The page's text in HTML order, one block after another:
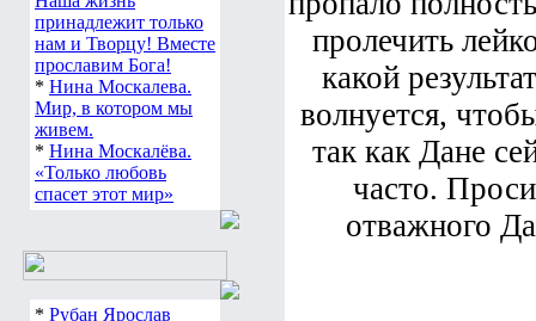
Наша жизнь
принадлежит только
нам и Творцу! Вместе
прославим Бога!
*Нина Москалева.
Мир, в котором мы
живем.
*Нина Москалёва.
«Только любовь
пролечить
какой
волнуется,
так как Дане
часто.
отважного